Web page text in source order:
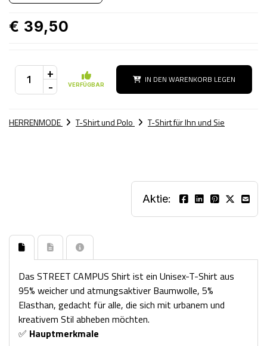
€ 39,50
+
- VERFÜGBAR IN DEN WARENKORB LEGEN
HERRENMODE T-Shirt und Polo T-Shirt für Ihn und Sie
Aktie:
Das STREET CAMPUS Shirt ist ein Unisex-T-Shirt aus
95% weicher und atmungsaktiver Baumwolle, 5%
Elasthan, gedacht für alle, die sich mit urbanem und
kreativem Stil abheben möchten.
✅ Hauptmerkmale